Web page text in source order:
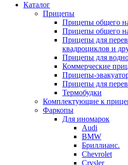
Каталог
Прицепы
Прицепы общего
Прицепы общего
Прицепы для
квадроциклов и
Прицепы для
Коммерческие
Прицепы-
Прицепы для
Термобудки
Комплектующие к
Фаркопы
Для иномарок
Audi
BMW
Бриллианс.
Chevrolet
Crysler